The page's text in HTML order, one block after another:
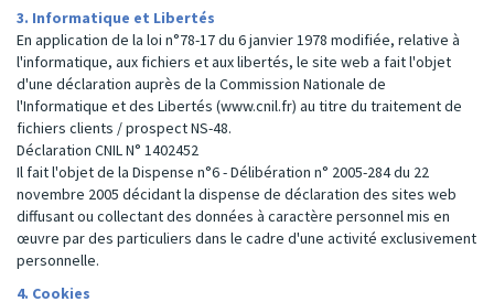
3. Informatique et Libertés
En application de la loi n°78-17 du 6 janvier 1978 modifiée, relative à
l'informatique, aux fichiers et aux libertés, le site web a fait l'objet
d'une déclaration auprès de la Commission Nationale de
l'Informatique et des Libertés (www.cnil.fr) au titre du traitement de
fichiers clients / prospect NS-48.
Déclaration CNIL N° 1402452
Il fait l'objet de la Dispense n°6 - Délibération n° 2005-284 du 22
novembre 2005 décidant la dispense de déclaration des sites web
diffusant ou collectant des données à caractère personnel mis en
œuvre par des particuliers dans le cadre d'une activité exclusivement
personnelle.
4. Cookies